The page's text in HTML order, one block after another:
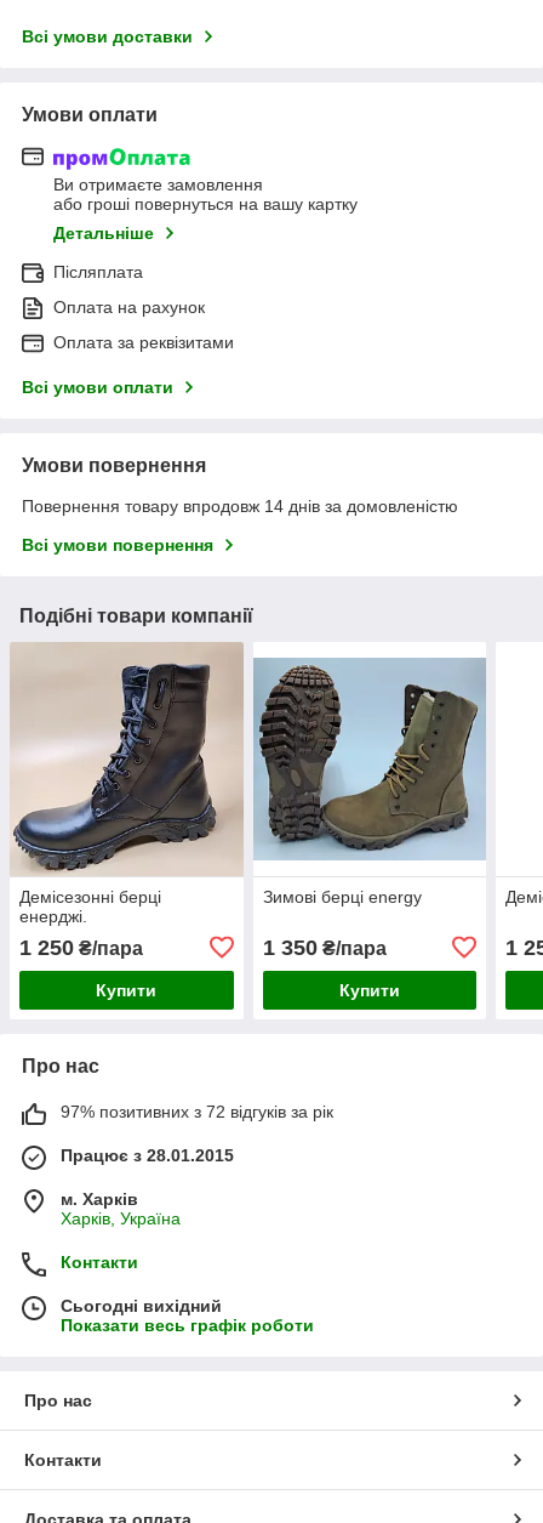
Всі умови доставки
Умови оплати
Ви отримаєте замовлення
або гроші повернуться на вашу картку
Детальніше
Післяплата
Оплата на рахунок
Оплата за реквізитами
Всі умови оплати
Умови повернення
Повернення товару впродовж 14 днів за домовленістю
Всі умови повернення
Подібні товари компанії
Демісезонні берці
енерджі.
1 250 ₴/пара
Купити
Зимові берці energy
1 350₴/пара
Купити
1
Про нас
97% позитивних з 72 відгуків за рік
Працює з 28.01.2015
м. Харків
Харків, Україна
Контакти
Сьогодні вихідний
Показати весь графік роботи
Про нас
Контакти